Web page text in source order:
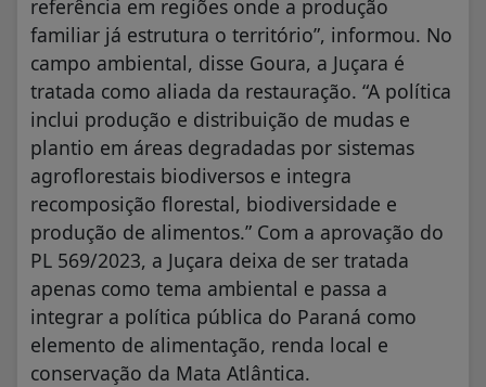
referência em regiões onde a produção
familiar já estrutura o território”, informou. No
campo ambiental, disse Goura, a Juçara é
tratada como aliada da restauração. “A política
inclui produção e distribuição de mudas e
plantio em áreas degradadas por sistemas
agroflorestais biodiversos e integra
recomposição florestal, biodiversidade e
produção de alimentos.” Com a aprovação do
PL 569/2023, a Juçara deixa de ser tratada
apenas como tema ambiental e passa a
integrar a política pública do Paraná como
elemento de alimentação, renda local e
conservação da Mata Atlântica.